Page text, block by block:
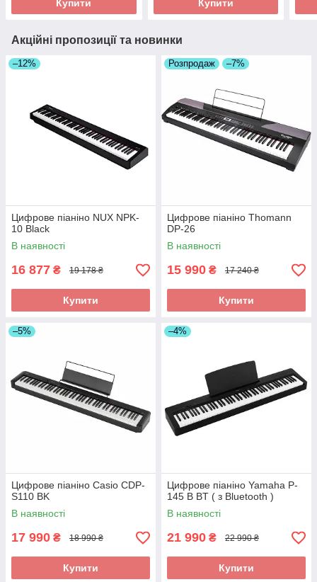
Купити Купити
Акційні пропозиції та новинки
–12%
Цифрове піаніно NUX NPK-
10 Black
В наявності
16 877 ₴ 19 178 ₴
Купити
Розпродаж –7%
Цифрове піаніно Thomann
DP-26
В наявності
15 990 ₴ 17 240 ₴
Купити
–5%
Цифрове піаніно Casio CDP-
S110 BK
В наявності
17 990 ₴ 18 990 ₴
Купити
–4%
Цифрове піаніно Yamaha P-
145 B BT ( з Bluetooth )
В наявності
21 990 ₴ 22 990 ₴
Купити